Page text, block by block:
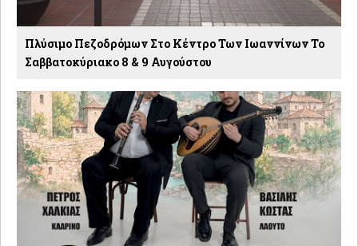
Πλύσιμο Πεζοδρόμων Στο Κέντρο Των Ιωαννίνων Το
Σαββατοκύριακο 8 & 9 Αυγούστου